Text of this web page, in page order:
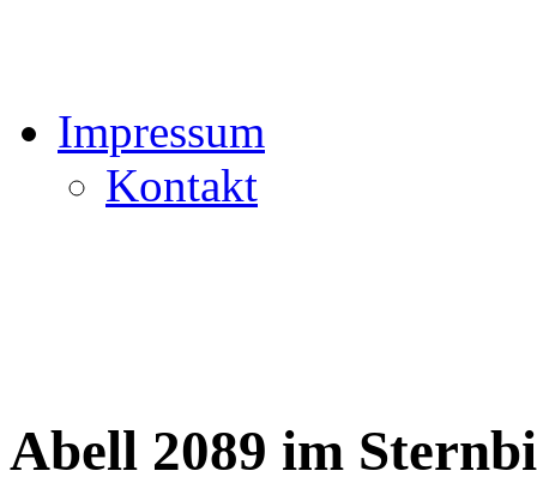
Impressum
Kontakt
Abell 2089 im